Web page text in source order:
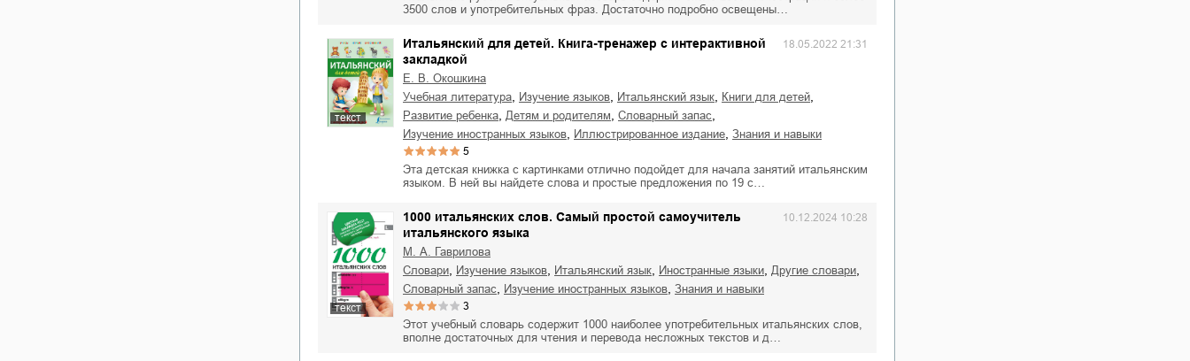
3500 слов и употребительных фраз. Достаточно подробно освещены…
текст
Итальянский для детей. Книга-тренажер с интерактивной
закладкой
18.05.2022 21:31
Е. В. Окошкина
учебная литература
изучение языков итальянский язык книги для детей
развитие ребенка детям и родителям словарный запас
изучение иностранных языков иллюстрированное издание знания и навыки
5
Эта детская книжка с картинками отлично подойдет для начала занятий итальянским
языком. В ней вы найдете слова и простые предложения по 19 с…
текст
1000 итальянских слов. Самый простой самоучитель
итальянского языка
10.12.2024 10:28
М. А. Гаврилова
словари
изучение языков итальянский язык иностранные языки другие словари
словарный запас изучение иностранных языков знания и навыки
3
Этот учебный словарь содержит 1000 наиболее употребительных итальянских слов,
вполне достаточных для чтения и перевода несложных текстов и д…